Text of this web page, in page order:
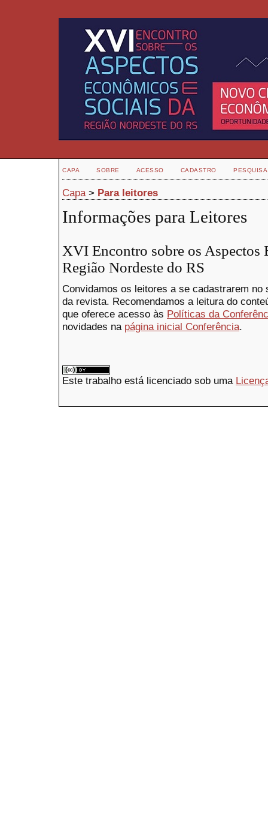
CAPA SOBRE ACESSO CADASTRO PESQUISA
Capa> Para leitores
Informações para Leitores
XVI Encontro sobre os Aspectos
Região Nordeste do RS
Convidamos os leitores a se cadastrarem
da revista. Recomendamos a leitura do
que oferece acesso às Políticas da
novidades na página inicial Conferência.
Este trabalho está licenciado sob uma